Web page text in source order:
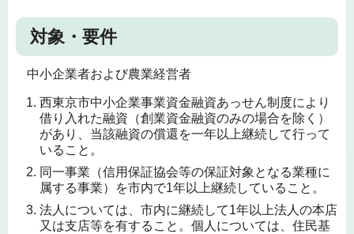
対象・要件
中小企業者および農業経営者
西東京市中小企業事業資金融資あっせん制度により
借り入れた融資（創業資金融資のみの場合を除く）
があり、当該融資の償還を一年以上継続して行って
いること。
同一事業（信用保証協会等の保証対象となる業種に
属する事業）を市内で1年以上継続していること。
法人については、市内に継続して1年以上法人の本店
又は支店等を有すること。個人については、住民基